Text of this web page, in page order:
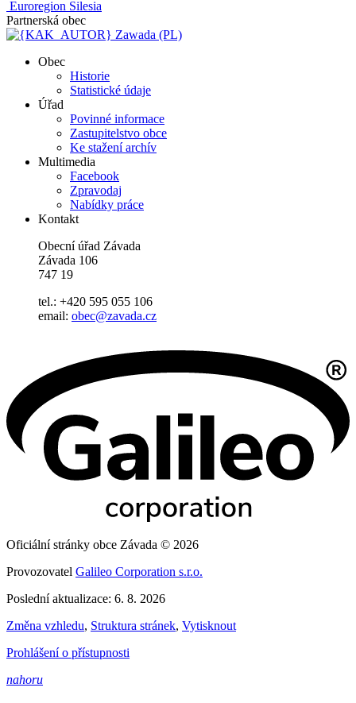
Euroregion Silesia
Partnerská obec
Zawada (PL)
Obec
Historie
Statistické údaje
Úřad
Povinné informace
Zastupitelstvo obce
Ke stažení archív
Multimedia
Facebook
Zpravodaj
Nabídky práce
Kontakt
Obecní úřad Závada
Závada 106
747 19
tel.: +420 595 055 106
email: obec@zavada.cz
Oficiální stránky obce Závada © 2026
Provozovatel Galileo Corporation s.r.o.
Poslední aktualizace: 6. 8. 2026
Změna vzhledu, Struktura stránek, Vytisknout
Prohlášení o přístupnosti
nahoru